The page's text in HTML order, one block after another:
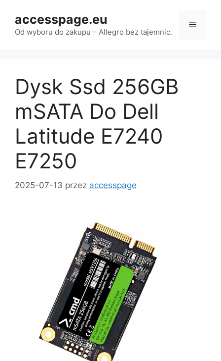
treści
accesspage.eu
Od wyboru do zakupu – Allegro bez tajemnic.
Menu
Dysk Ssd 256GB
mSATA Do Dell
Latitude E7240
E7250
2025-07-13 przez accesspage